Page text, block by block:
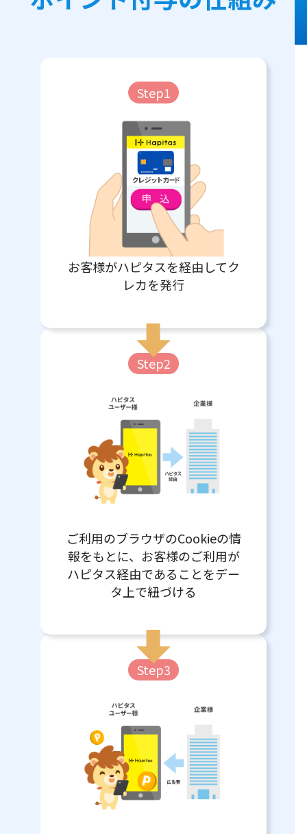
Step1
お客様がハピタスを経由してク
レカを発行
Step2
ご利用のブラウザのCookieの情
報をもとに、お客様のご利用が
ハピタス経由であることをデー
タ上で紐づける
Step3